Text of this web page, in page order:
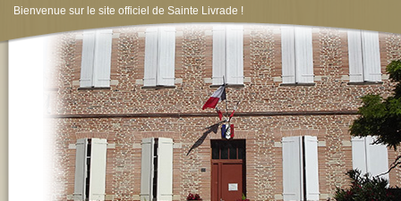
Bienvenue sur le site officiel de Sainte Livrade !